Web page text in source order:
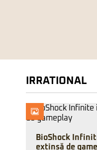
IRRATIONAL
BioShock
extinsă de